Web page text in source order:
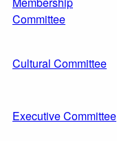
Committee
Cultural Committee
Executive Committee